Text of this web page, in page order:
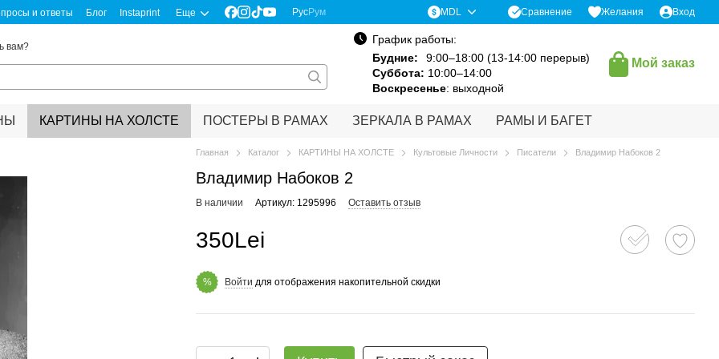
и ответы Блог Instaprint Еще РусРум MDL Сравнение Желания Вход
вам?
График работы:
Будние:
9:00–18:00 (13-14:00 перерыв)
Суббота: 10:00–14:00
Воскресенье: выходной
Мой заказ
КАРТИНЫ НА ХОЛСТЕ ПОСТЕРЫ В РАМАХ ЗЕРКАЛА В РАМАХ РАМЫ И БАГЕТ
Главная Каталог КАРТИНЫ НА ХОЛСТЕ Культовые Личности Писатели Владимир Набоков 2
Владимир Набоков 2
В наличии Артикул: 1295996 Оставить отзыв
350Lei
% Войти для отображения накопительной скидки